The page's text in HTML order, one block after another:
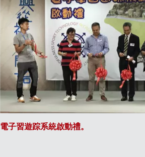
電子習遊踪系統啟動禮。